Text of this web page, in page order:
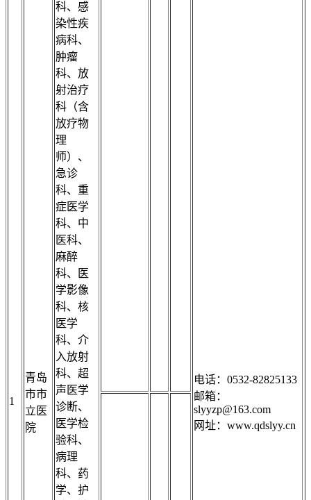
1
青岛
市市
立医
院
科、感
染性疾
病科、
肿瘤
科、放
射治疗
科（含
放疗物
理
师）、
急诊
科、重
症医学
科、中
医科、
麻醉
科、医
学影像
科、核
医学
科、介
入放射
科、超
声医学
诊断、
医学检
验科、
病理
科、药
学、护
电话：0532-82825133
邮箱：
slyyzp@163.com
网址：www.qdslyy.cn